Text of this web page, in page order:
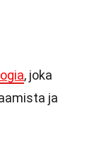
, joka
ja